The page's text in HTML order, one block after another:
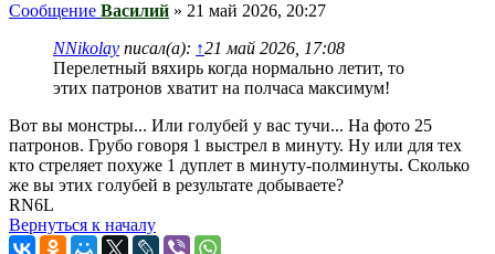
Сообщение Василий » 21 май 2026, 20:27
NNikolay писал(а): ↑21 май 2026, 17:08
Перелетный вяхирь когда нормально летит, то
этих патронов хватит на полчаса максимум!
Вот вы монстры... Или голубей у вас тучи... На фото 25
патронов. Грубо говоря 1 выстрел в минуту. Ну или для тех
кто стреляет похуже 1 дуплет в минуту-полминуты. Сколько
же вы этих голубей в результате добываете?
RN6L
Вернуться к началу
Ответить